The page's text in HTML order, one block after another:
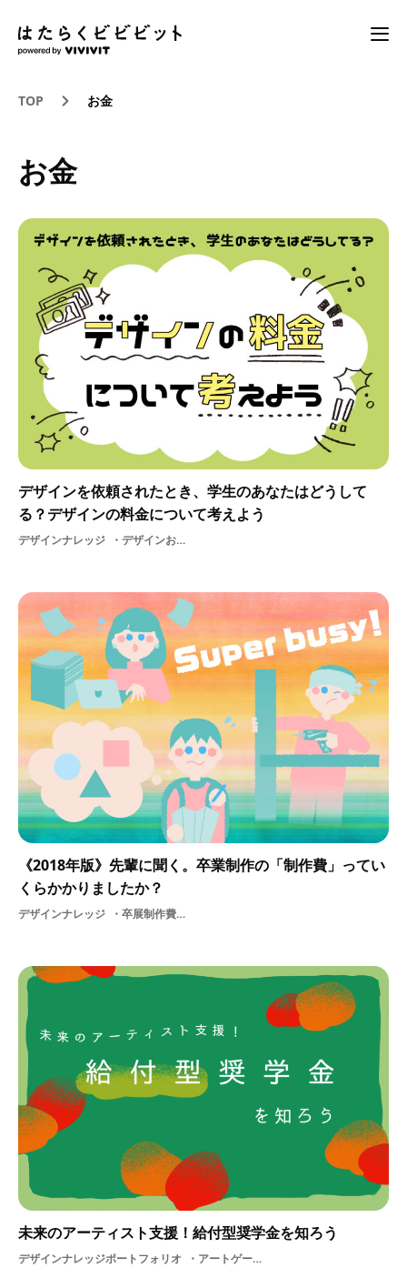
TOP お金
お金
デザインを依頼されたとき、学生のあなたはどうして
る？デザインの料金について考えよう
デザインナレッジ デザインお金デザイン料金アンケートアンケート調査学生
《2018年版》先輩に聞く。卒業制作の「制作費」ってい
くらかかりましたか？
デザインナレッジ 卒展制作費お金ものづくりリサーチ卒業制作費用学生展示デザインアート
未来のアーティスト支援！給付型奨学金を知ろう
デザインナレッジポートフォリオ アートゲームデザイナーブックデザインプロダクトプログラミングデジタルイラストアーティストプロデューサーファインアートガラスペインターお金ガラスアートメディア奨学金ガラス造形制度プロダクトデザイナーグラフィックデザイン学生メディアアーティストゲームイラスト支援グラフィックデザイナーソーシャルゲームプロダクトデザイングラフィックソーシャルデザインデザインイラストレーターディスプレイデザイン